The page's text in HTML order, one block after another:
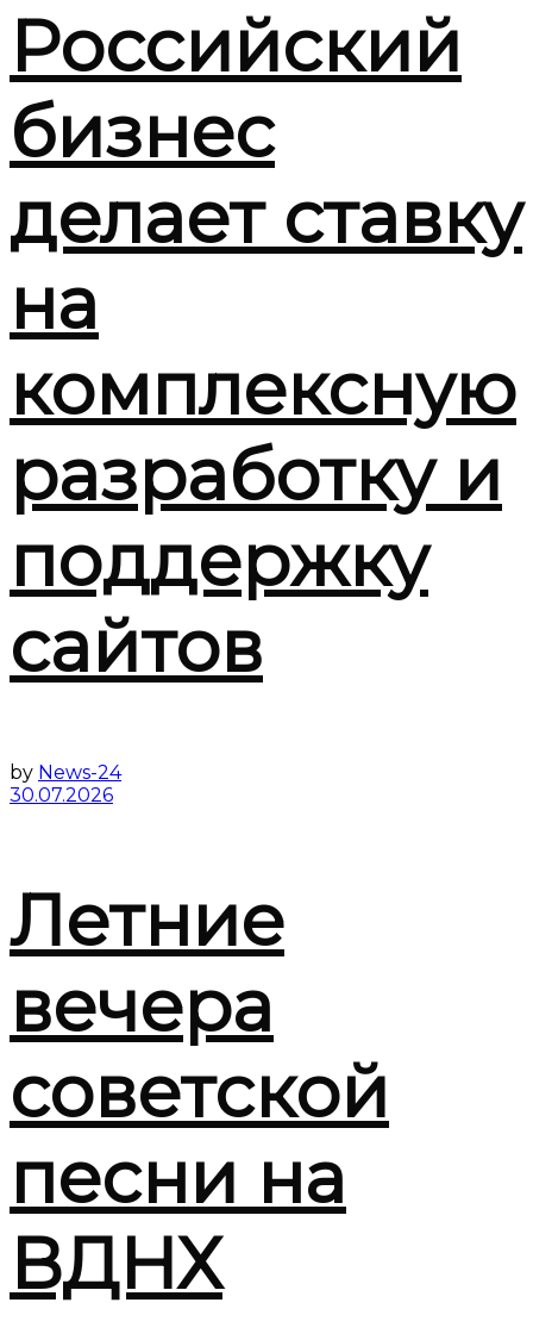
Российский
бизнес
делает ставку
на
комплексную
разработку и
поддержку
сайтов
by News-24
30.07.2026
Летние
вечера
советской
песни на
ВДНХ